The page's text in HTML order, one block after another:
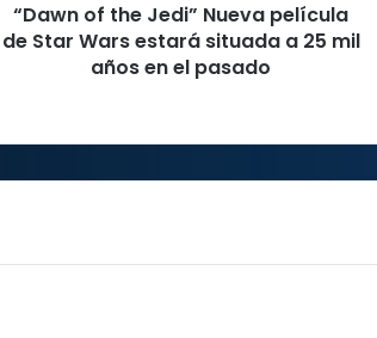
“Dawn of the Jedi” Nueva película
de Star Wars estará situada a 25 mil
años en el pasado